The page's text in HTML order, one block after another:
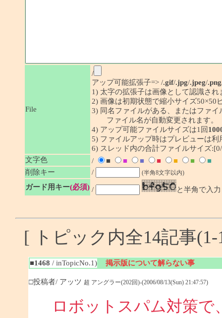
File
/
アップ可能拡張子=> /.gif/.jpg/.jpeg/.png
1) 太字の拡張子は画像として認識され
2) 画像は初期状態で縮小サイズ50×50
3) 同名ファイルがある、またはファ
ファイル名が自動変更されます。
4) アップ可能ファイルサイズは1回
5) ファイルアップ時はプレビューは利
6) スレッド内の合計ファイルサイズ
文字色
/ ■ ■ ■ ■ ■ ■
■
削除キー
/ (半角8文字以内)
ガード用キー(必須) / と半角で入力
[ トピック内全14記事
■1468 / inTopicNo.1) 掲示版について解らない事
□投稿者/ アッツ 超 アングラー(202回)-(2006/08/13(Sun) 21:47:57)
ロボットスパム対策で